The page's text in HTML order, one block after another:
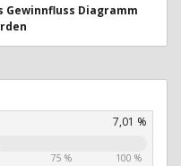
Gewinnfluss Diagramm
7,01 %
75 %
100 %